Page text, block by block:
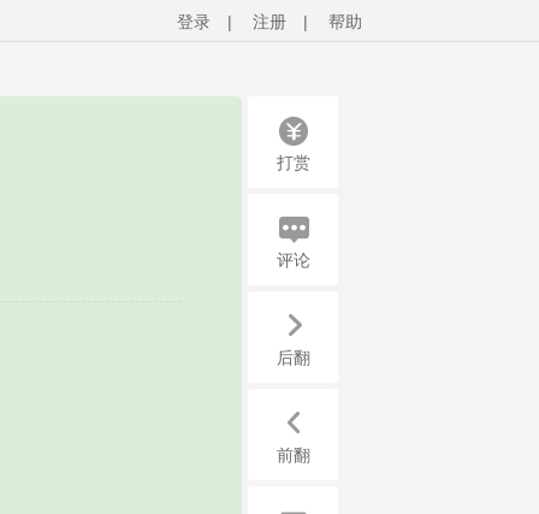
登录 | 注册 | 帮助
打赏
评论
后翻
前翻